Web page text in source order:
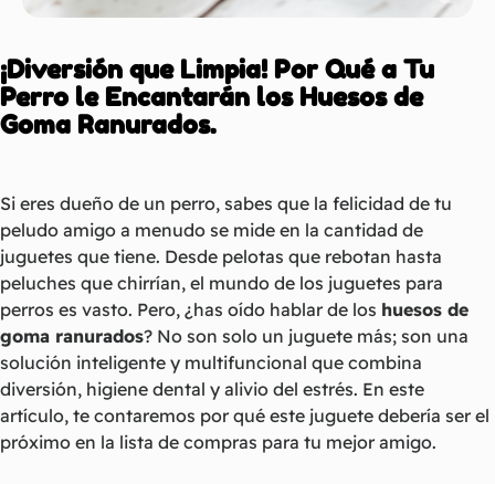
¡Diversión que Limpia! Por Qué a Tu
Perro le Encantarán los Huesos de
Goma Ranurados.
Si eres dueño de un perro, sabes que la felicidad de tu
peludo amigo a menudo se mide en la cantidad de
juguetes que tiene. Desde pelotas que rebotan hasta
peluches que chirrían, el mundo de los juguetes para
perros es vasto. Pero, ¿has oído hablar de los huesos de
goma ranurados? No son solo un juguete más; son una
solución inteligente y multifuncional que combina
diversión, higiene dental y alivio del estrés. En este
artículo, te contaremos por qué este juguete debería ser el
próximo en la lista de compras para tu mejor amigo.